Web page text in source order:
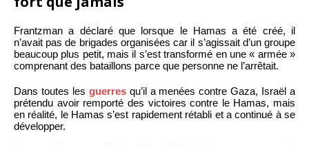
Frantzman a déclaré que lorsque le Hamas a été créé, il
n’avait pas de brigades organisées car il s’agissait d’un groupe
beaucoup plus petit, mais il s’est transformé en une « armée »
comprenant des bataillons parce que personne ne l’arrêtait.
Dans toutes les guerresqu’il a menées contre Gaza, Israël a
prétendu avoir remporté des victoires contre le Hamas, mais
en réalité, le Hamas s’est rapidement rétabli et a continué à se
développer.